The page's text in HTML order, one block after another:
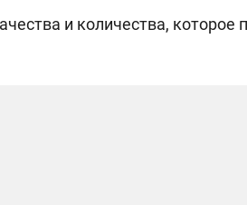
и количества, которое